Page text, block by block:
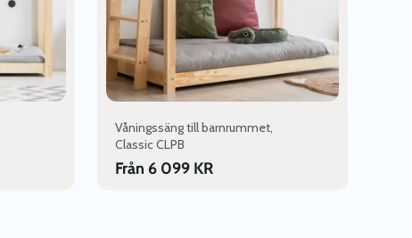
Våningssäng till barnrummet,
Classic CLPB
Från 6 099 KR
väljas
på
produktsidan